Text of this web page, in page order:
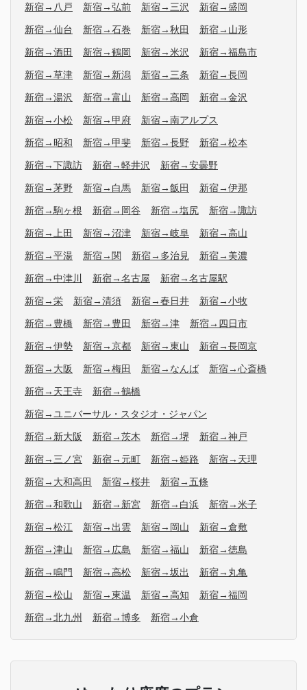
新宿→八戸 新宿→弘前 新宿→三沢 新宿→盛岡
新宿→仙台 新宿→石巻 新宿→秋田 新宿→山形
新宿→酒田 新宿→鶴岡 新宿→米沢 新宿→福島市
新宿→草津 新宿→新潟 新宿→三条 新宿→長岡
新宿→湯沢 新宿→富山 新宿→高岡 新宿→金沢
新宿→小松 新宿→甲府 新宿→南アルプス
新宿→昭和 新宿→甲斐 新宿→長野 新宿→松本
新宿→下諏訪 新宿→軽井沢 新宿→安曇野
新宿→茅野 新宿→白馬 新宿→飯田 新宿→伊那
新宿→駒ヶ根 新宿→岡谷 新宿→塩尻 新宿→諏訪
新宿→上田 新宿→沼津 新宿→岐阜 新宿→高山
新宿→平湯 新宿→関 新宿→多治見 新宿→美濃
新宿→中津川 新宿→名古屋 新宿→名古屋駅
新宿→栄 新宿→清須 新宿→春日井 新宿→小牧
新宿→豊橋 新宿→豊田 新宿→津 新宿→四日市
新宿→伊勢 新宿→京都 新宿→東山 新宿→長岡京
新宿→大阪 新宿→梅田 新宿→なんば 新宿→心斎橋
新宿→天王寺 新宿→鶴橋
新宿→ユニバーサル・スタジオ・ジャパン
新宿→新大阪 新宿→茨木 新宿→堺 新宿→神戸
新宿→三ノ宮 新宿→元町 新宿→姫路 新宿→天理
新宿→大和高田 新宿→桜井 新宿→五條
新宿→和歌山 新宿→新宮 新宿→白浜 新宿→米子
新宿→松江 新宿→出雲 新宿→岡山 新宿→倉敷
新宿→津山 新宿→広島 新宿→福山 新宿→徳島
新宿→鳴門 新宿→高松 新宿→坂出 新宿→丸亀
新宿→松山 新宿→東温 新宿→高知 新宿→福岡
新宿→北九州 新宿→博多 新宿→小倉